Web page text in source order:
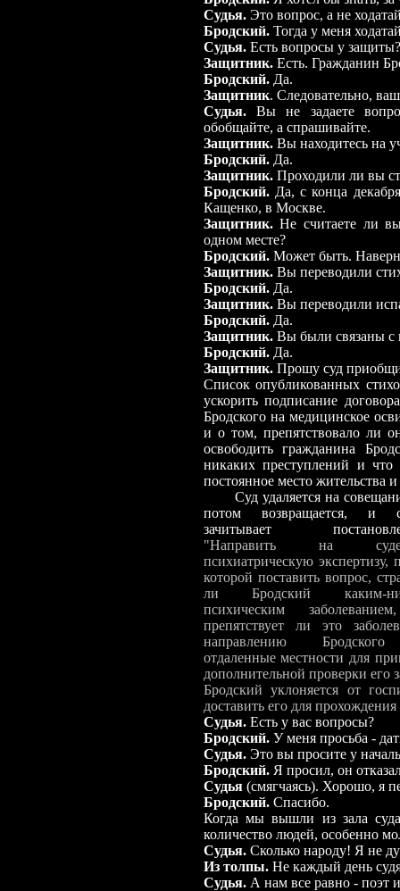
Судья.Это вопрос, а не
Бродский.Тогда у меня
Судья.Есть вопросы у защиты?
Защитник. Есть. Гражданин
Бродский.Да.
Защитник. Следовательно,
Судья.Вы не задаете
обобщайте, а спрашивайте.
Защитник.Вы находитесь на
Бродский.Да.
Защитник.Проходили ли вы
Бродский.Да, с конца
Кащенко, в Москве.
Защитник.Не считаете ли
одном месте?
Бродский.Может быть.
Защитник.Вы переводили
Бродский.Да.
Защитник.Вы переводили
Бродский.Да.
Защитник.Вы были связаны с
Бродский.Да.
Защитник.Прошу суд
Список опубликованных
ускорить подписание
Бродского на медицинское
и о том, препятствовало ли
освободить гражданина
никаких преступлений и
постоянное место жительства
Суд удаляется на
потом возвращается, и
зачитывает
"Направить на
психиатрическую экспертизу,
которой поставить вопрос,
ли Бродский каким-
психическим
препятствует ли это
направлению
отдаленные местности для
дополнительной проверки его
Бродский уклоняется от
доставить его для
Судья.Есть у вас вопросы?
Бродский.У меня просьба -
Судья. Это вы просите у
Бродский.Я просил, он
Судья(смягчаясь). Хорошо, я
Бродский.Спасибо.
Когда мы вышли из зала
количество людей, особенно
Судья.Сколько народу! Я не
Из толпы.Не каждый день
Судья.А нам все равно -поэт